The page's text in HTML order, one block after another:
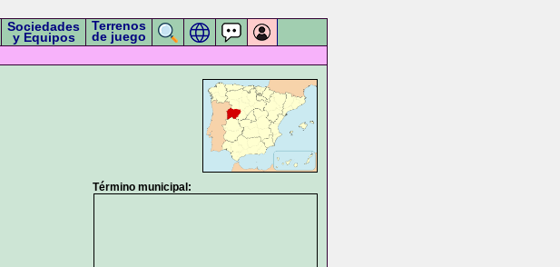
Sociedades
y Equipos
Terrenos
de juego
Término municipal: